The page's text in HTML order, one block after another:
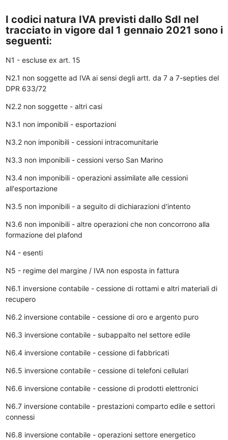
I codici natura IVA previsti dallo SdI nel
tracciato in vigore dal 1 gennaio 2021 sono i
seguenti:
N1 - escluse ex art. 15
N2.1 non soggette ad IVA ai sensi degli artt. da 7 a 7-septies del
DPR 633/72
N2.2 non soggette - altri casi
N3.1 non imponibili - esportazioni
N3.2 non imponibili - cessioni intracomunitarie
N3.3 non imponibili - cessioni verso San Marino
N3.4 non imponibili - operazioni assimilate alle cessioni
all'esportazione
N3.5 non imponibili - a seguito di dichiarazioni d'intento
N3.6 non imponibili - altre operazioni che non concorrono alla
formazione del plafond
N4 - esenti
N5 - regime del margine / IVA non esposta in fattura
N6.1 inversione contabile - cessione di rottami e altri materiali di
recupero
N6.2 inversione contabile - cessione di oro e argento puro
N6.3 inversione contabile - subappalto nel settore edile
N6.4 inversione contabile - cessione di fabbricati
N6.5 inversione contabile - cessione di telefoni cellulari
N6.6 inversione contabile - cessione di prodotti elettronici
N6.7 inversione contabile - prestazioni comparto edile e settori
connessi
N6.8 inversione contabile - operazioni settore energetico